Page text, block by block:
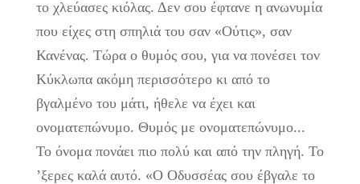
το χλεύασες κιόλας. Δεν σου έφτανε η ανωνυμία
που είχες στη σπηλιά του σαν «Ούτις», σαν
Κανένας. Τώρα ο θυμός σου, για να πονέσει τον
Κύκλωπα ακόμη περισσότερο κι από το
βγαλμένο του μάτι, ήθελε να έχει και
ονοματεπώνυμο. Θυμός με ονοματεπώνυμο...
Το όνομα πονάει πιο πολύ και από την πληγή. Το
’ξερες καλά αυτό. «Ο Οδυσσέας σου έβγαλε το